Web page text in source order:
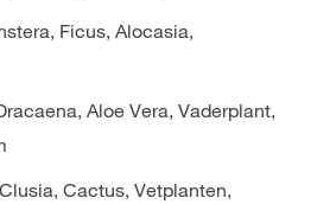
Ficus, Alocasia,
Aloe Vera, Vaderplant,
Clusia, Cactus, Vetplanten,